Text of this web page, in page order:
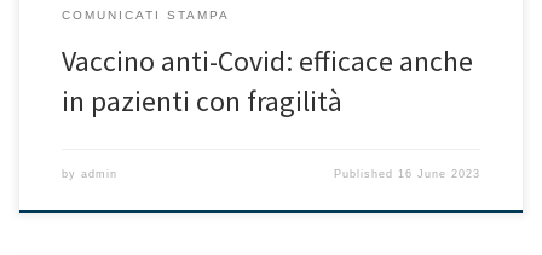
COMUNICATI STAMPA
Vaccino anti-Covid: efficace anche
in pazienti con fragilità
by admin Published 16 June 2023